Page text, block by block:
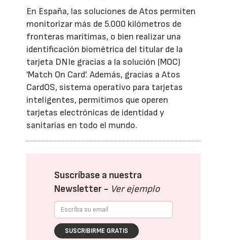
En España, las soluciones de Atos permiten
monitorizar más de 5.000 kilómetros de
fronteras marítimas, o bien realizar una
identificación biométrica del titular de la
tarjeta DNIe gracias a la solución (MOC)
'Match On Card'. Además, gracias a Atos
CardOS, sistema operativo para tarjetas
inteligentes, permitimos que operen
tarjetas electrónicas de identidad y
sanitarias en todo el mundo.
Suscríbase a nuestra
Newsletter - Ver ejemplo
SUSCRIBIRME GRATIS